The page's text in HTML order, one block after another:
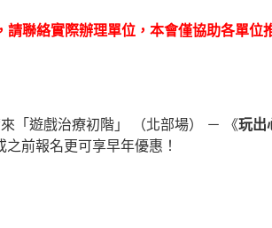
聯絡實際辦理單位，本會僅協助各單位
「 遊戲治療初 階 」 （北部場） － 《玩出
前報名更可享早年優惠！